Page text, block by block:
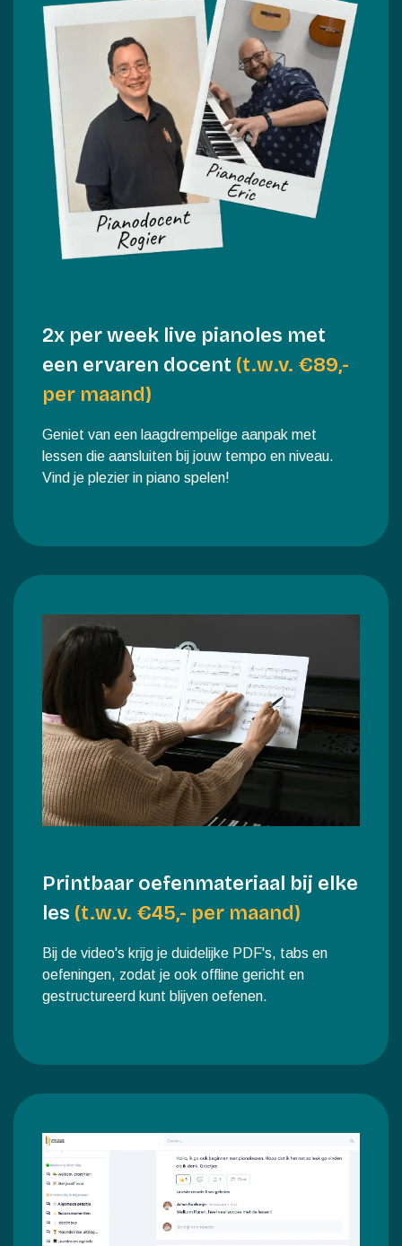
2x per week live pianoles met
een ervaren docent (t.w.v. €89,-
per maand)
Geniet van een laagdrempelige aanpak met
lessen die aansluiten bij jouw tempo en niveau.
Vind je plezier in piano spelen!
Printbaar oefenmateriaal bij elke
les (t.w.v. €45,- per maand)
Bij de video's krijg je duidelijke PDF's, tabs en
oefeningen, zodat je ook offline gericht en
gestructureerd kunt blijven oefenen.